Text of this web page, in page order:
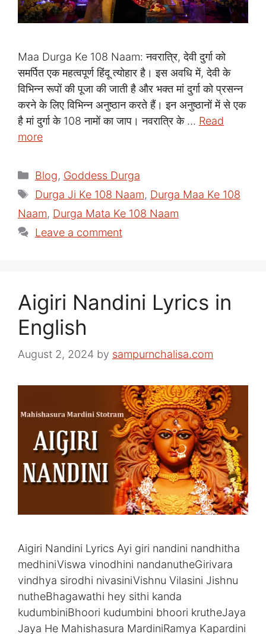
Maa Durga Ke 108 Naam: नवरात्रि, देवी दुर्गा को
समर्पित एक महत्वपूर्ण हिंदू त्योहार है। इस अवधि में, देवी के
विभिन्न रूपों की पूजा की जाती है और भक्त मां दुर्गा को प्रसन्न
करने के लिए विभिन्न अनुष्ठान करते हैं। इन अनुष्ठानों में से एक
है मां दुर्गा के 108 नामों का जाप। नवरात्रि के … Read
more
Categories
Blog, Goddess Durga
Tags
Durga Ji Ke 108 Naam, Durga Maa Ke 108
Naam, Durga Mata Ke 108 Naam
Leave a comment
Aigiri Nandini Lyrics in
English
August 2, 2024 by sampurnchalisa.com
Aigiri Nandini Lyrics Ayi giri nandini nandhitha
medhiniViswa vinodhini nandanutheGirivara
vindhya sirodhi nivasiniVishnu Vilasini Jishnu
nutheBhagawathi hey sithi kanda
kudumbiniBhoori kudumbini bhoori krutheJaya
Jaya He Mahishasura MardiniRamya Kapardini